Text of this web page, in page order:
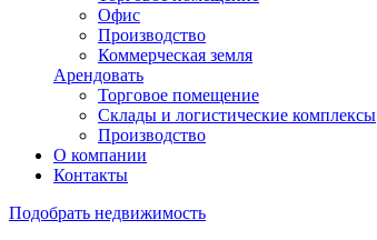
Офис
Производство
Коммерческая земля
Арендовать
Торговое помещение
Склады и логистические комплексы
Производство
О компании
Контакты
Подобрать недвижимость